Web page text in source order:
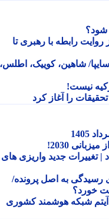
رابطه با رهبری تا
شاهین، کوییک، اطلس،
نیست!
2030!
دهک امروز 15 مرداد | تغییرات جدید واریزی های
به اصل پرونده/
شبکه هوشمند کشوری